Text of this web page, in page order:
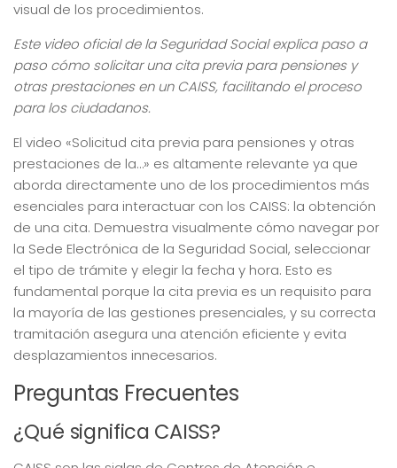
visual de los procedimientos.
Este video oficial de la Seguridad Social explica paso a
paso cómo solicitar una cita previa para pensiones y
otras prestaciones en un CAISS, facilitando el proceso
para los ciudadanos.
El video «Solicitud cita previa para pensiones y otras
prestaciones de la…» es altamente relevante ya que
aborda directamente uno de los procedimientos más
esenciales para interactuar con los CAISS: la obtención
de una cita. Demuestra visualmente cómo navegar por
la Sede Electrónica de la Seguridad Social, seleccionar
el tipo de trámite y elegir la fecha y hora. Esto es
fundamental porque la cita previa es un requisito para
la mayoría de las gestiones presenciales, y su correcta
tramitación asegura una atención eficiente y evita
desplazamientos innecesarios.
Preguntas Frecuentes
¿Qué significa CAISS?